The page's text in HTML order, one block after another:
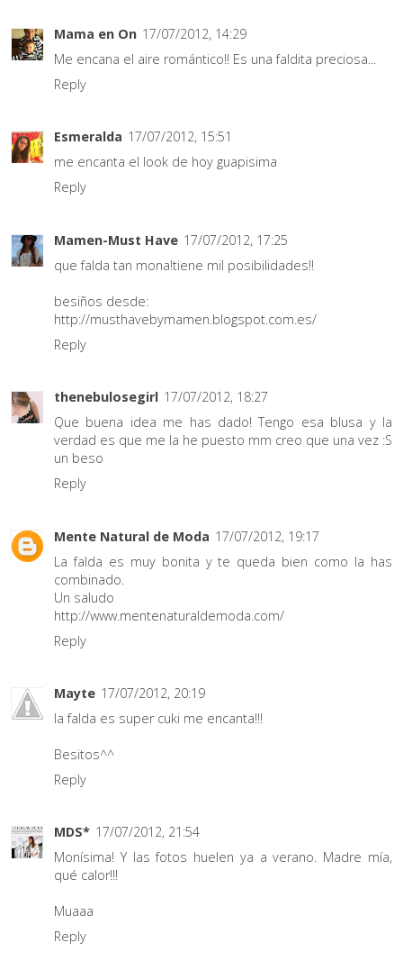
Mama en On 17/07/2012, 14:29
Me encana el aire romántico!! Es una faldita preciosa...
Reply
Esmeralda 17/07/2012, 15:51
me encanta el look de hoy guapisima
Reply
Mamen-Must Have 17/07/2012, 17:25
que falda tan mona!tiene mil posibilidades!!
besiños desde:
http://musthavebymamen.blogspot.com.es/
Reply
thenebulosegirl 17/07/2012, 18:27
Que buena idea me has dado! Tengo esa blusa y la
verdad es que me la he puesto mm creo que una vez :S
un beso
Reply
Mente Natural de Moda 17/07/2012, 19:17
La falda es muy bonita y te queda bien como la has
combinado.
Un saludo
http://www.mentenaturaldemoda.com/
Reply
Mayte 17/07/2012, 20:19
la falda es super cuki me encanta!!!
Besitos^^
Reply
MDS* 17/07/2012, 21:54
Monísima! Y las fotos huelen ya a verano. Madre mía,
qué calor!!!
Muaaa
Reply